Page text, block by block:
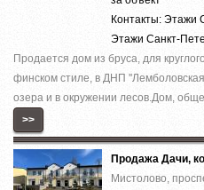
Контакты: Этажи
Этажи Санкт-
Продается дом из бруса, для
финском стиле, в ДНП
озера и в окружении лесов.Дом,
>>
Продажа Дачи,
Мистолово,